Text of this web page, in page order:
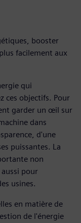
booster
facilement aux
qui
ces objectifs. Pour
garder un œil sur
dans
d'une
puissantes. La
non
pour
usines.
en matière de
de l'énergie